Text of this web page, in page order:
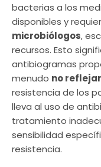
bacterias a los
disponibles y
microbiólogos,
recursos. Esto
antibiogramas
menudo no
resistencia de los
lleva al uso de
tratamiento
sensibilidad
resistencia.